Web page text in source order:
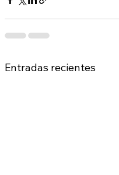
Entradas recientes